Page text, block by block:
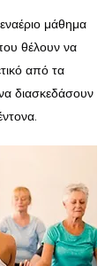
μάθημα
θέλουν να
από τα
διασκεδάσουν